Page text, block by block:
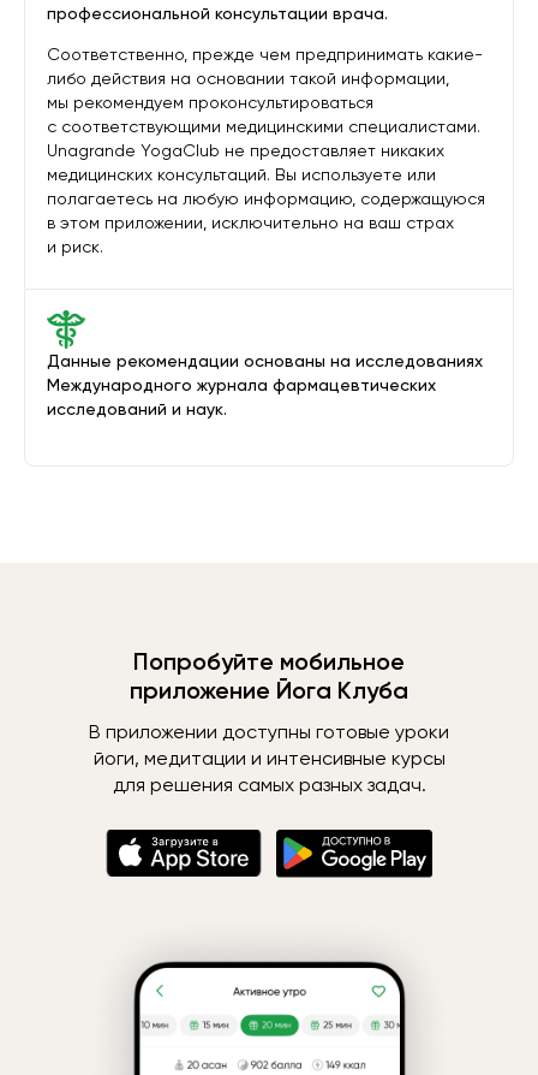
Данные рекомендации основаны на исследованиях
Международного журнала фармацевтических
исследований и наук.
профессиональной консультации врача.
Соответственно, прежде чем предпринимать какие-
либо действия на основании такой информации,
мы рекомендуем проконсультироваться
с соответствующими медицинскими специалистами.
Unagrande YogaClub не предоставляет никаких
медицинских консультаций. Вы используете или
полагаетесь на любую информацию, содержащуюся
в этом приложении, исключительно на ваш страх
и риск.
Попробуйте мобильное
приложение Йога Клуба
В приложении доступны готовые уроки
йоги, медитации и интенсивные курсы
для решения самых разных задач.